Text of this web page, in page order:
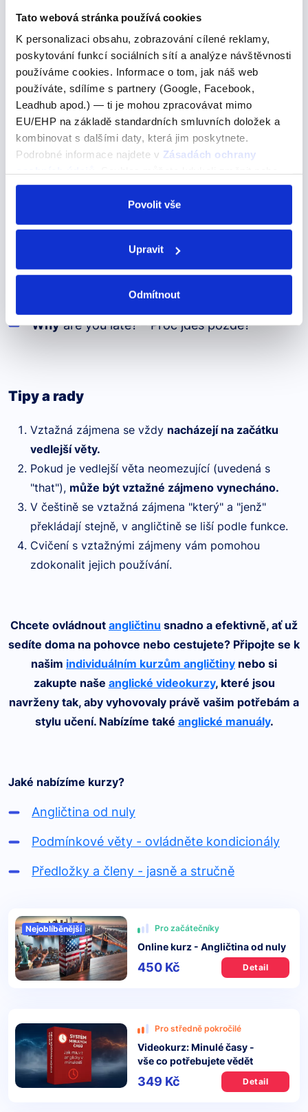
Tato webová stránka používá cookies
K personalizaci obsahu, zobrazování cílené reklamy,
poskytování funkcí sociálních sítí a analýze návštěvnosti
používáme cookies. Informace o tom, jak náš web
používáte, sdílíme s partnery (Google, Facebook,
Leadhub apod.) — ti je mohou zpracovávat mimo
EU/EHP na základě standardních smluvních doložek a
kombinovat s dalšími daty, která jim poskytnete.
Podrobné informace najdete v Zásadách ochrany
odvolat v nastavení cookies, případně se obrátit na
Povolit vše
Upravit
Odmítnout
až přijdu domů.
I will see youwhenI get home from work.
(Uvidím se s tebou, až se vrátím z práce.)
When did you last see your friend? (Kdy jsi
naposledy viděl svého kamaráda?)
7) Why (proč)
I don't understandwhyyou are angry. -
Nerozumím, proč jsi naštvaný.
Whyare you late? – Proč jdeš pozdě?
Tipy a rady
Vztažná zájmena se vždy nacházejí na začátku
vedlejší věty.
Pokud je vedlejší věta neomezující (uvedená s
"that"), může být vztažné zájmeno vynecháno.
V češtině se vztažná zájmena "který" a "jenž"
překládají stejně, v angličtině se liší podle funkce.
Cvičení s vztažnými zájmeny vám pomohou
zdokonalit jejich používání.
Chcete ovládnout angličtinu snadno a efektivně, ať už
sedíte doma na pohovce nebo cestujete? Připojte se k
našim individuálním kurzům angličtiny nebo si
zakupte naše anglické videokurzy, které jsou
navrženy tak, aby vyhovovaly právě vašim potřebám a
stylu učení. Nabízíme také anglické manuály.
Jaké nabízíme kurzy?
Angličtina od nuly
Podmínkové věty - ovládněte kondicionály
Předložky a členy - jasně a stručně
Nejoblíběnější Pro začátečníky
Online kurz - Angličtina od nuly
450 Kč Detail
Pro středně pokročilé
Videokurz: Minulé časy -
vše co potřebujete vědět
349 Kč Detail